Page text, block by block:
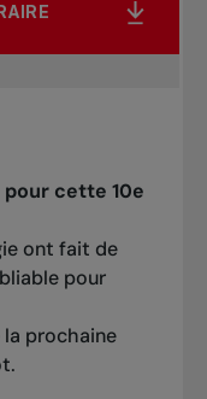
cette 10e
ont fait de
pour
la prochaine